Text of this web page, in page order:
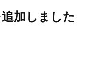
加しました